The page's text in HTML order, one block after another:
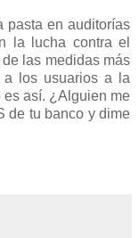
pasta en auditorías
la lucha contra el
las medidas más
a los usuarios a la
es así. ¿Alguien me
de tu banco y dime